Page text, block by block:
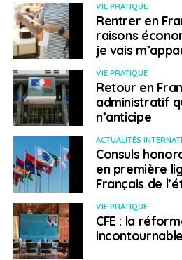
VIE PRATIQUE
Rentrer en
raisons
je vais
VIE PRATIQUE
Retour en
administratif
n’anticipe
ACTUALITÉS
Consuls
en première
Français de
VIE PRATIQUE
CFE : la
incontournable